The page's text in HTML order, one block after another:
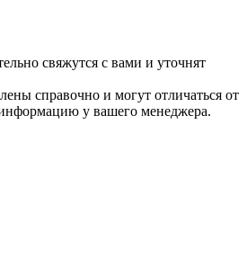
свяжутся с вами и уточнят
справочно и могут отличаться от
у вашего менеджера.